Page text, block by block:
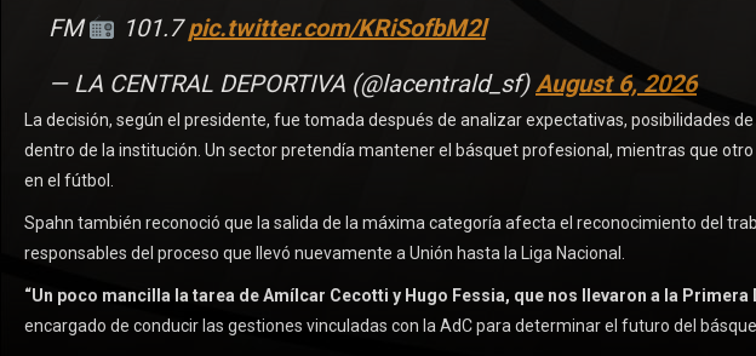
FM
101.7pic.twitter.com/KRiSofbM2l
— LA CENTRAL DEPORTIVA (@lacentrald_sf)August 6, 2026
La decisión, según el presidente, fue tomada después de analizar expectativas, posibilidades
dentro de la institución. Un sector pretendía mantener el básquet profesional, mientras que
en el fútbol.
Spahn también reconoció que la salida de la máxima categoría afecta el reconocimiento del
responsables del proceso que llevó nuevamente a Unión hasta la Liga Nacional.
“Un poco mancilla la tarea de Amílcar Cecotti y Hugo Fessia, que nos llevaron a la Primera
encargado de conducir las gestiones vinculadas con la AdC para determinar el futuro del